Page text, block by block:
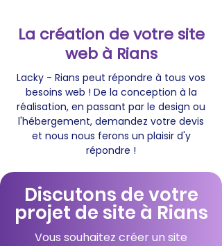
La création de votre site
web à Rians
Lacky - Rians peut répondre à tous vos
besoins web ! De la conception à la
réalisation, en passant par le design ou
l'hébergement, demandez votre devis
et nous nous ferons un plaisir d'y
répondre !
Discutons de votre
projet de site à Rians
Vous souhaitez créer un site